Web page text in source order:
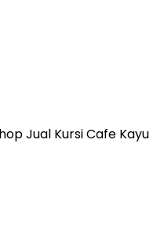
Jual Kursi Cafe Kayu